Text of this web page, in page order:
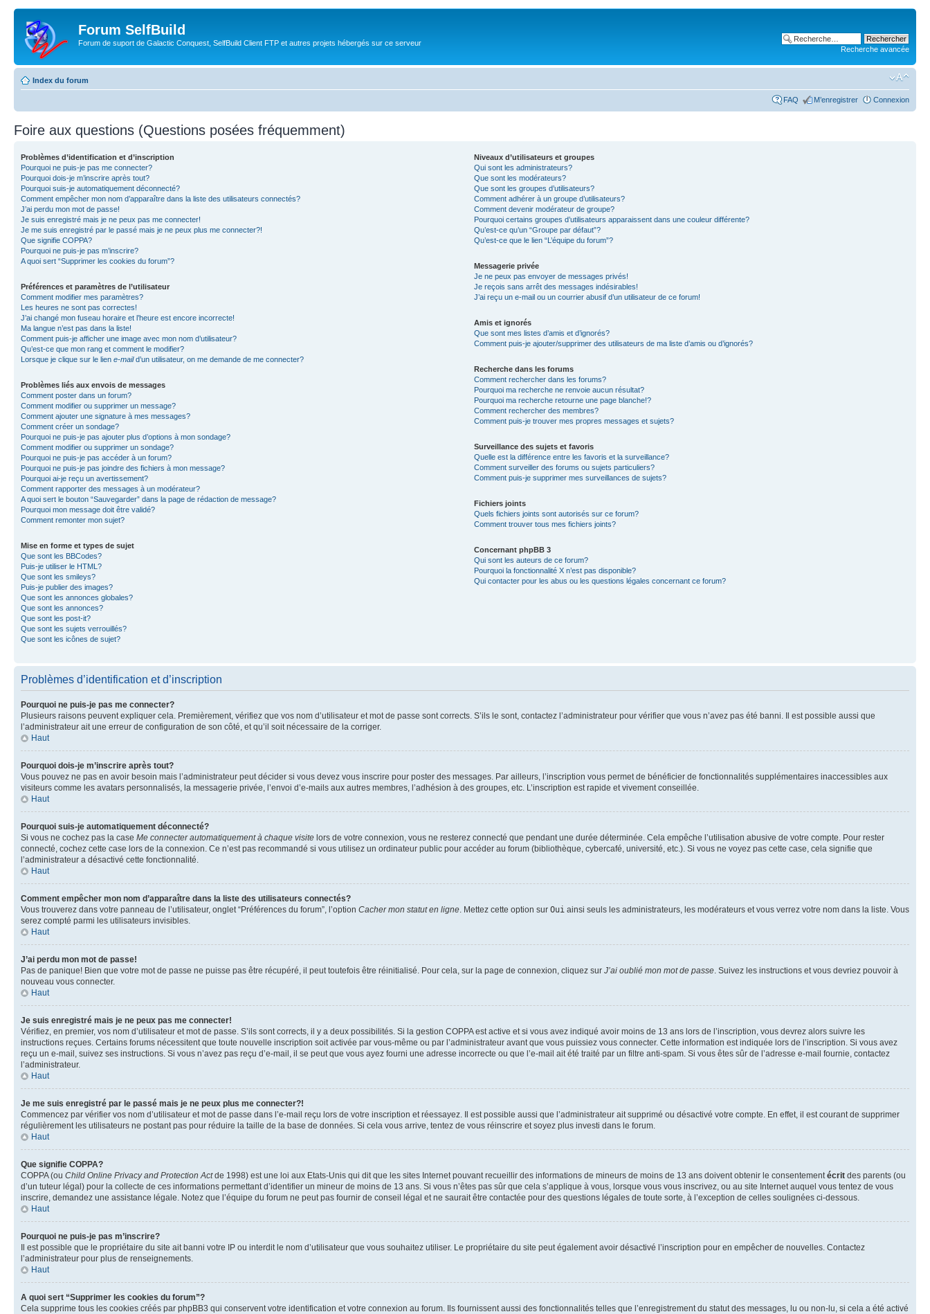
Forum SelfBuild
Forum de suport de Galactic Conquest, SelfBuild Client FTP et autres projets hébergés sur ce serveur
Recherche avancée
Index du forum
FAQ M’enregistrer Connexion
Foire aux questions (Questions posées fréquemment)
Problèmes d’identification et d’inscription
Pourquoi ne puis-je pas me connecter?
Pourquoi dois-je m’inscrire après tout?
Pourquoi suis-je automatiquement déconnecté?
Comment empêcher mon nom d’apparaître dans la liste des utilisateurs connectés?
J’ai perdu mon mot de passe!
Je suis enregistré mais je ne peux pas me connecter!
Je me suis enregistré par le passé mais je ne peux plus me connecter?!
Que signifie COPPA?
Pourquoi ne puis-je pas m’inscrire?
A quoi sert “Supprimer les cookies du forum”?
Préférences et paramètres de l’utilisateur
Comment modifier mes paramètres?
Les heures ne sont pas correctes!
J’ai changé mon fuseau horaire et l’heure est encore incorrecte!
Ma langue n’est pas dans la liste!
Comment puis-je afficher une image avec mon nom d’utilisateur?
Qu’est-ce que mon rang et comment le modifier?
Lorsque je clique sur le lien e-maild’un utilisateur, on me demande de me connecter?
Problèmes liés aux envois de messages
Comment poster dans un forum?
Comment modifier ou supprimer un message?
Comment ajouter une signature à mes messages?
Comment créer un sondage?
Pourquoi ne puis-je pas ajouter plus d’options à mon sondage?
Comment modifier ou supprimer un sondage?
Pourquoi ne puis-je pas accéder à un forum?
Pourquoi ne puis-je pas joindre des fichiers à mon message?
Pourquoi ai-je reçu un avertissement?
Comment rapporter des messages à un modérateur?
A quoi sert le bouton “Sauvegarder” dans la page de rédaction de message?
Pourquoi mon message doit être validé?
Comment remonter mon sujet?
Mise en forme et types de sujet
Que sont les BBCodes?
Puis-je utiliser le HTML?
Que sont les smileys?
Puis-je publier des images?
Que sont les annonces globales?
Que sont les annonces?
Que sont les post-it?
Que sont les sujets verrouillés?
Que sont les icônes de sujet?
Niveaux d’utilisateurs et groupes
Qui sont les administrateurs?
Que sont les modérateurs?
Que sont les groupes d’utilisateurs?
Comment adhérer à un groupe d’utilisateurs?
Comment devenir modérateur de groupe?
Pourquoi certains groupes d’utilisateurs apparaissent dans une couleur différente?
Qu’est-ce qu’un “Groupe par défaut”?
Qu’est-ce que le lien “L’équipe du forum”?
Messagerie privée
Je ne peux pas envoyer de messages privés!
Je reçois sans arrêt des messages indésirables!
J’ai reçu un e-mail ou un courrier abusif d’un utilisateur de ce forum!
Amis et ignorés
Que sont mes listes d’amis et d’ignorés?
Comment puis-je ajouter/supprimer des utilisateurs de ma liste d’amis ou d’ignorés?
Recherche dans les forums
Comment rechercher dans les forums?
Pourquoi ma recherche ne renvoie aucun résultat?
Pourquoi ma recherche retourne une page blanche!?
Comment rechercher des membres?
Comment puis-je trouver mes propres messages et sujets?
Surveillance des sujets et favoris
Quelle est la différence entre les favoris et la surveillance?
Comment surveiller des forums ou sujets particuliers?
Comment puis-je supprimer mes surveillances de sujets?
Fichiers joints
Quels fichiers joints sont autorisés sur ce forum?
Comment trouver tous mes fichiers joints?
Concernant phpBB 3
Qui sont les auteurs de ce forum?
Pourquoi la fonctionnalité X n’est pas disponible?
Qui contacter pour les abus ou les questions légales concernant ce forum?
Problèmes d’identification et d’inscription
Pourquoi ne puis-je pas me connecter?
Plusieurs raisons peuvent expliquer cela. Premièrement, vérifiez que vos nom d’utilisateur et mot de passe sont corrects. S’ils le sont, contactez l’administrateur pour vérifier que vous n’avez pas été banni. Il est possible aussi que
l’administrateur ait une erreur de configuration de son côté, et qu’il soit nécessaire de la corriger.
Haut
Pourquoi dois-je m’inscrire après tout?
Vous pouvez ne pas en avoir besoin mais l’administrateur peut décider si vous devez vous inscrire pour poster des messages. Par ailleurs, l’inscription vous permet de bénéficier de fonctionnalités supplémentaires inaccessibles aux
visiteurs comme les avatars personnalisés, la messagerie privée, l’envoi d’e-mails aux autres membres, l’adhésion à des groupes, etc. L’inscription est rapide et vivement conseillée.
Haut
Pourquoi suis-je automatiquement déconnecté?
Si vous ne cochez pas la case Me connecter automatiquement à chaque visite lors de votre connexion, vous ne resterez connecté que pendant une durée déterminée. Cela empêche l’utilisation abusive de votre compte. Pour rester
connecté, cochez cette case lors de la connexion. Ce n’est pas recommandé si vous utilisez un ordinateur public pour accéder au forum (bibliothèque, cybercafé, université, etc.). Si vous ne voyez pas cette case, cela signifie que
l’administrateur a désactivé cette fonctionnalité.
Haut
Comment empêcher mon nom d’apparaître dans la liste des utilisateurs connectés?
Vous trouverez dans votre panneau de l’utilisateur, onglet “Préférences du forum”, l’option Cacher mon statut en ligne. Mettez cette option sur Oui ainsi seuls les administrateurs, les modérateurs et vous verrez votre nom dans la liste. Vous
serez compté parmi les utilisateurs invisibles.
Haut
J’ai perdu mon mot de passe!
Pas de panique! Bien que votre mot de passe ne puisse pas être récupéré, il peut toutefois être réinitialisé. Pour cela, sur la page de connexion, cliquez sur J’ai oublié mon mot de passe. Suivez les instructions et vous devriez pouvoir à
nouveau vous connecter.
Haut
Je suis enregistré mais je ne peux pas me connecter!
Vérifiez, en premier, vos nom d’utilisateur et mot de passe. S’ils sont corrects, il y a deux possibilités. Si la gestion COPPA est active et si vous avez indiqué avoir moins de 13 ans lors de l’inscription, vous devrez alors suivre les
instructions reçues. Certains forums nécessitent que toute nouvelle inscription soit activée par vous-même ou par l’administrateur avant que vous puissiez vous connecter. Cette information est indiquée lors de l’inscription. Si vous avez
reçu un e-mail, suivez ses instructions. Si vous n’avez pas reçu d’e-mail, il se peut que vous ayez fourni une adresse incorrecte ou que l’e-mail ait été traité par un filtre anti-spam. Si vous êtes sûr de l’adresse e-mail fournie, contactez
l’administrateur.
Haut
Je me suis enregistré par le passé mais je ne peux plus me connecter?!
Commencez par vérifier vos nom d’utilisateur et mot de passe dans l’e-mail reçu lors de votre inscription et réessayez. Il est possible aussi que l’administrateur ait supprimé ou désactivé votre compte. En effet, il est courant de supprimer
régulièrement les utilisateurs ne postant pas pour réduire la taille de la base de données. Si cela vous arrive, tentez de vous réinscrire et soyez plus investi dans le forum.
Haut
Que signifie COPPA?
COPPA (ou Child Online Privacy and Protection Actde 1998) est une loi aux Etats-Unis qui dit que les sites Internet pouvant recueillir des informations de mineurs de moins de 13 ans doivent obtenir le consentementécrit des parents (ou
d’un tuteur légal) pour la collecte de ces informations permettant d’identifier un mineur de moins de 13 ans. Si vous n’êtes pas sûr que cela s’applique à vous, lorsque vous vous inscrivez, ou au site Internet auquel vous tentez de vous
inscrire, demandez une assistance légale. Notez que l’équipe du forum ne peut pas fournir de conseil légal et ne saurait être contactée pour des questions légales de toute sorte, à l’exception de celles soulignées ci-dessous.
Haut
Pourquoi ne puis-je pas m’inscrire?
Il est possible que le propriétaire du site ait banni votre IP ou interdit le nom d’utilisateur que vous souhaitez utiliser. Le propriétaire du site peut également avoir désactivé l’inscription pour en empêcher de nouvelles. Contactez
l’administrateur pour plus de renseignements.
Haut
A quoi sert “Supprimer les cookies du forum”?
Cela supprime tous les cookies créés par phpBB3 qui conservent votre identification et votre connexion au forum. Ils fournissent aussi des fonctionnalités telles que l’enregistrement du statut des messages, lu ou non-lu, si cela a été activé